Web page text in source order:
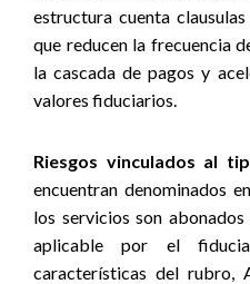
estructura cuenta
que reducen la frecuencia
la cascada de pagos y
valores fiduciarios.
Riesgos vinculados al
encuentran denominados
los servicios son
aplicable por el
características del rubro,